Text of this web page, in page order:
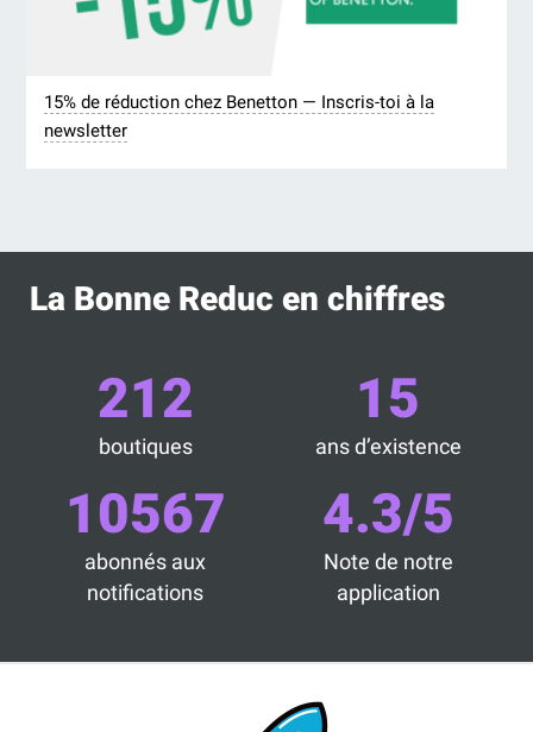
15% de réduction chez Benetton — Inscris-toi à la
newsletter
La Bonne Reduc en chiffres
212
boutiques
15
ans d’existence
10567
abonnés aux
notifications
4.3/5
Note de notre
application